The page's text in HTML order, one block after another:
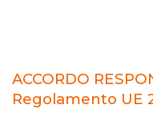
ACCORDO
Regolamento UE